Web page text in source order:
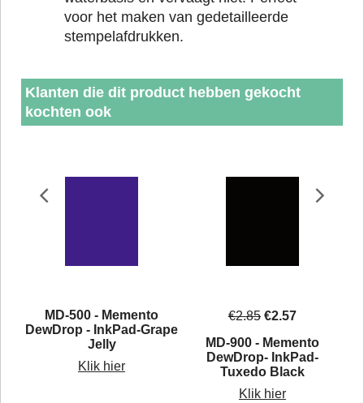
voor het maken van gedetailleerde
stempelafdrukken.
Klanten die dit product hebben gekocht
kochten ook
MD-500 - Memento
DewDrop - InkPad-Grape
Jelly
Klik hier
€2.85 €2.57
MD-900 - Memento
DewDrop- InkPad-
Tuxedo Black
Klik hier